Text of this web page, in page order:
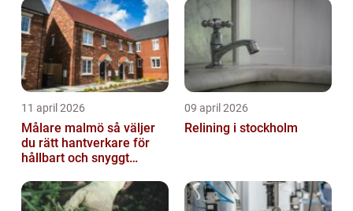
11 april 2026
Målare malmö så väljer
du rätt hantverkare för
hållbart och snyggt
09 april 2026
Relining i stockholm